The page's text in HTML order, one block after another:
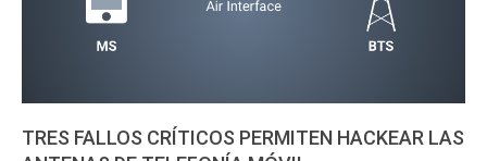
TRES FALLOS CRÍTICOS PERMITEN HACKEAR LAS